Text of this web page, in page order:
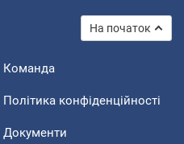
На початок
Команда
Політика конфіденційності
Документи